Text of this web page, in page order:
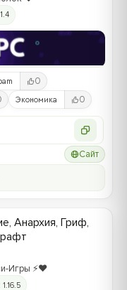
0
Экономика 0
Сайт
Анархия, Гриф,
Игры ⚡️❤️